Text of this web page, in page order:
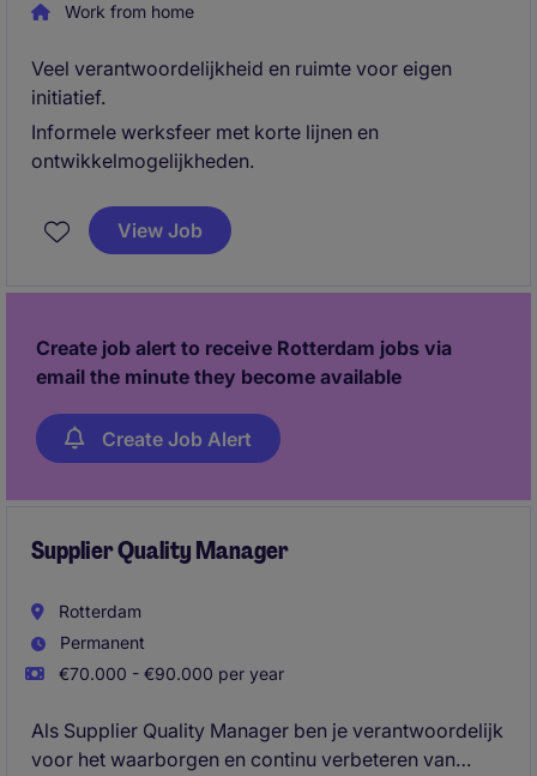
Work from home
Veel verantwoordelijkheid en ruimte voor eigen
initiatief.
Informele werksfeer met korte lijnen en
ontwikkelmogelijkheden.
View Job
Create job alert to receive Rotterdam jobs via
email the minute they become available
Create Job Alert
Supplier Quality Manager
Rotterdam
Permanent
€70.000 - €90.000 per year
Als Supplier Quality Manager ben je verantwoordelijk
voor het waarborgen en continu verbeteren van